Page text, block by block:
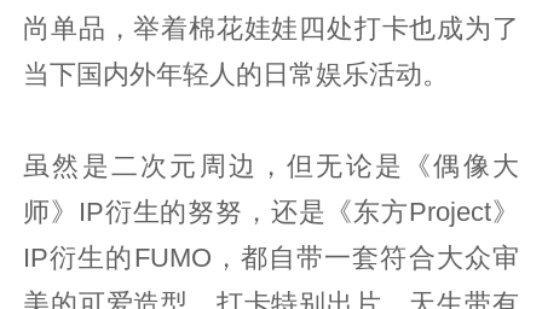
尚单品，举着棉花娃娃四处打卡也成为了
当下国内外年轻人的日常娱乐活动。
虽然是二次元周边，但无论是《偶像大
师》IP衍生的努努，还是《东方Project》
IP衍生的FUMO，都自带一套符合大众审